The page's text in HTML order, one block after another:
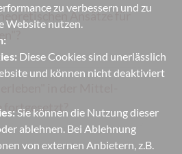
zu verbessern und zu
Website nutzen.
Diese Cookies sind unerlässlich
und können nicht deaktiviert
Sie können die Nutzung dieser
ablehnen. Bei Ablehnung
von externen Anbietern, z.B.
Ansätze für
in der Mittel-
fortgesetzt?